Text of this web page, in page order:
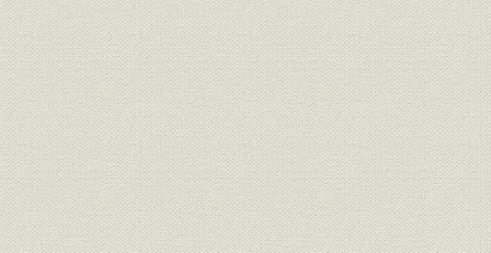
1)昭和23年の「経営合理化に関する決議」
2)金融引締めと新体制の試練
3)電源開発工事の遅延
5 安定恐慌下の経営努力
1)緊急融資の獲得